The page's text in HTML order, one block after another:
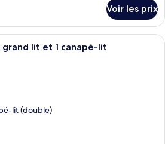
Voir les prix
Un salon moderne avec un canapé
grand lit et 1 canapé-lit
lit (double)